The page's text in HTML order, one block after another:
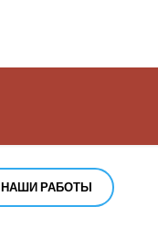
НАШИ РАБОТЫ